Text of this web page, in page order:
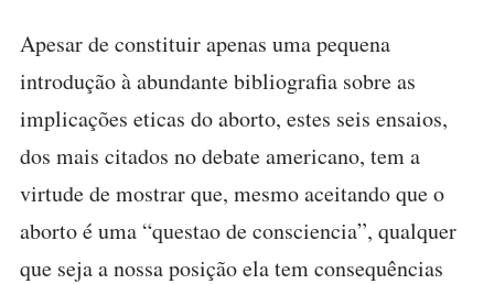
Apesar de constituir apenas uma pequena
introdução à abundante bibliografia sobre as
implicações eticas do aborto, estes seis ensaios,
dos mais citados no debate americano, tem a
virtude de mostrar que, mesmo aceitando que o
aborto é uma “questao de consciencia”, qualquer
que seja a nossa posição ela tem consequências